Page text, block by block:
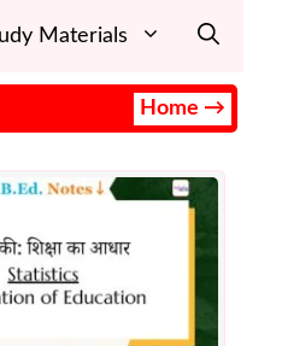
Materials
Home →